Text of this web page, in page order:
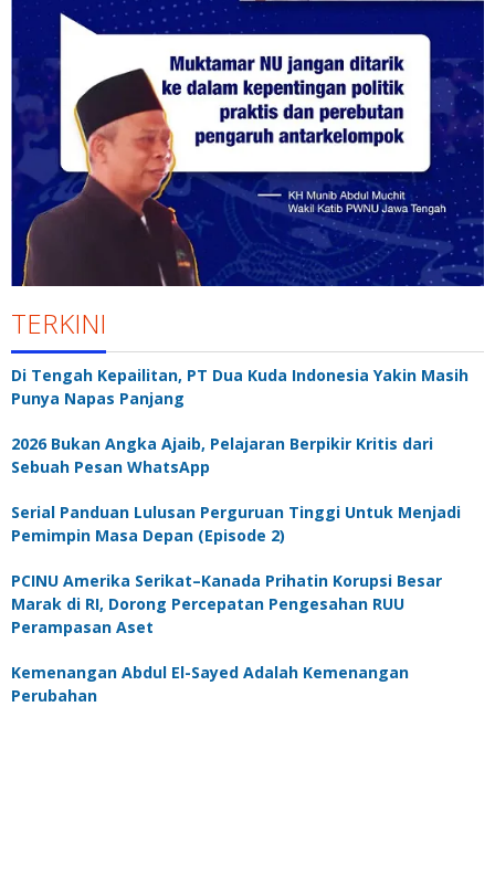
TERKINI
Di Tengah Kepailitan, PT Dua Kuda Indonesia Yakin Masih
Punya Napas Panjang
2026 Bukan Angka Ajaib, Pelajaran Berpikir Kritis dari
Sebuah Pesan WhatsApp
Serial Panduan Lulusan Perguruan Tinggi Untuk Menjadi
Pemimpin Masa Depan (Episode 2)
PCINU Amerika Serikat–Kanada Prihatin Korupsi Besar
Marak di RI, Dorong Percepatan Pengesahan RUU
Perampasan Aset
Kemenangan Abdul El-Sayed Adalah Kemenangan
Perubahan